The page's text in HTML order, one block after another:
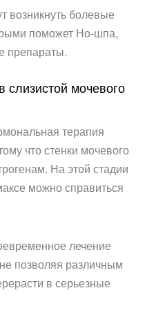
возникнуть болевые
поможет Но-шпа,
препараты.
слизистой мочевого
терапия
что стенки мочевого
На этой стадии
можно справиться
лечение
позволяя различным
в серьезные